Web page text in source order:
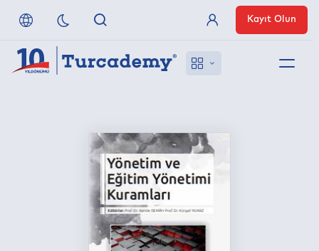
Referanslarımız
Üye Girişi
Kayıt Olun